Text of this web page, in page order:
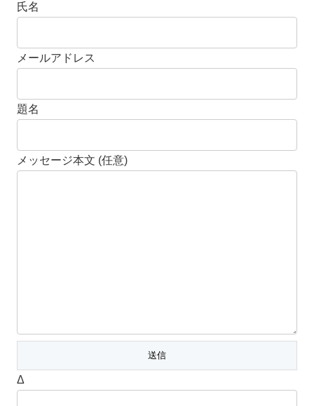
氏名
メールアドレス
題名
メッセージ本文 (任意)
Δ